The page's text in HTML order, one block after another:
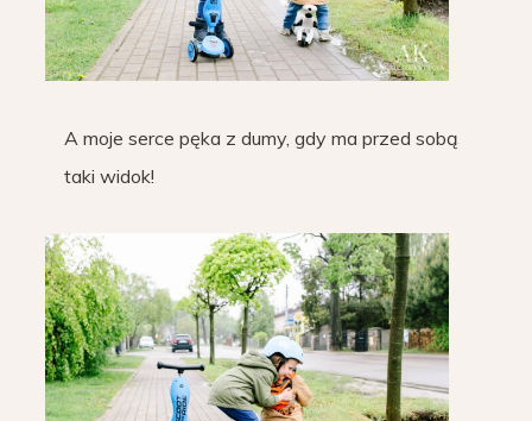
A moje serce pęka z dumy, gdy ma przed sobą
taki widok!